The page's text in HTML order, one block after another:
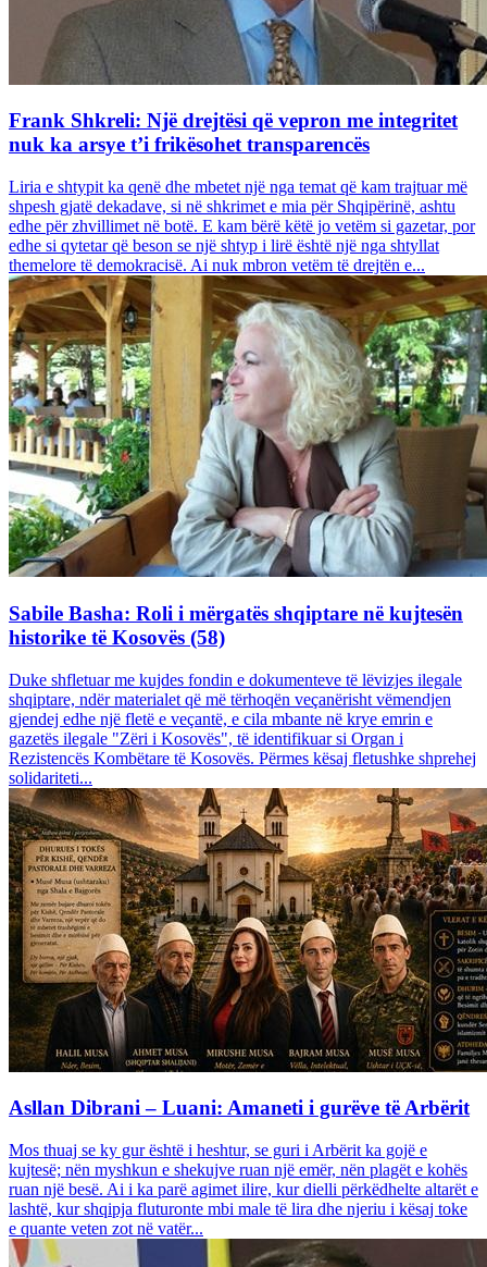
Frank Shkreli: Një drejtësi që vepron me integritet
nuk ka arsye t’i frikësohet transparencës
Liria e shtypit ka qenë dhe mbetet një nga temat që kam trajtuar më
shpesh gjatë dekadave, si në shkrimet e mia për Shqipërinë, ashtu
edhe për zhvillimet në botë. E kam bërë këtë jo vetëm si gazetar, por
edhe si qytetar që beson se një shtyp i lirë është një nga shtyllat
themelore të demokracisë. Ai nuk mbron vetëm të drejtën e...
Sabile Basha: Roli i mërgatës shqiptare në kujtesën
historike të Kosovës (58)
Duke shfletuar me kujdes fondin e dokumenteve të lëvizjes ilegale
shqiptare, ndër materialet që më tërhoqën veçanërisht vëmendjen
gjendej edhe një fletë e veçantë, e cila mbante në krye emrin e
gazetës ilegale "Zëri i Kosovës", të identifikuar si Organ i
Rezistencës Kombëtare të Kosovës. Përmes kësaj fletushke shprehej
solidariteti...
Asllan Dibrani – Luani: Amaneti i gurëve të Arbërit
Mos thuaj se ky gur është i heshtur, se guri i Arbërit ka gojë e
kujtesë; nën myshkun e shekujve ruan një emër, nën plagët e kohës
ruan një besë. Ai i ka parë agimet ilire, kur dielli përkëdhelte altarët e
lashtë, kur shqipja fluturonte mbi male të lira dhe njeriu i kësaj toke
e quante veten zot në vatër...